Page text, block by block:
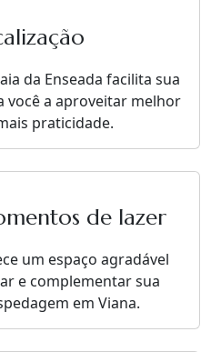
da Enseada facilita sua
você a aproveitar melhor
praticidade.
de lazer
um espaço agradável
e complementar sua
em Viana.